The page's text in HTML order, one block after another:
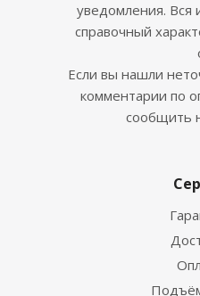
уведомления. Вся
справочный
Если вы нашли
комментарии по
сообщить